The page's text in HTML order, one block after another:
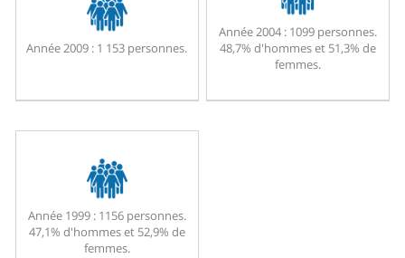
Année 2009 : 1 153 personnes.
Année 2004 :1099 personnes.
48,7% d'hommes et 51,3% de
femmes.
Année 1999 :1156 personnes.
47,1% d'hommes et 52,9% de
femmes.